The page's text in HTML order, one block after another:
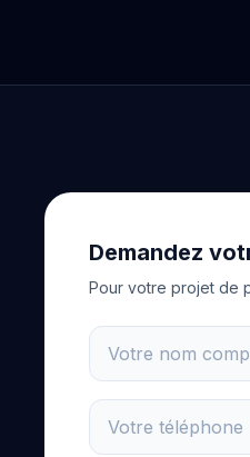
Demandez
Pour votre projet de